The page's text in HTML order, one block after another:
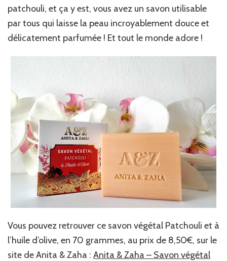
patchouli, et ça y est, vous avez un savon utilisable
par tous qui laisse la peau incroyablement douce et
délicatement parfumée ! Et tout le monde adore !
Vous pouvez retrouver ce savon végétal Patchouli et à
l’huile d’olive, en 70 grammes, au prix de 8,50€, sur le
site de Anita & Zaha : Anita & Zaha – Savon végétal